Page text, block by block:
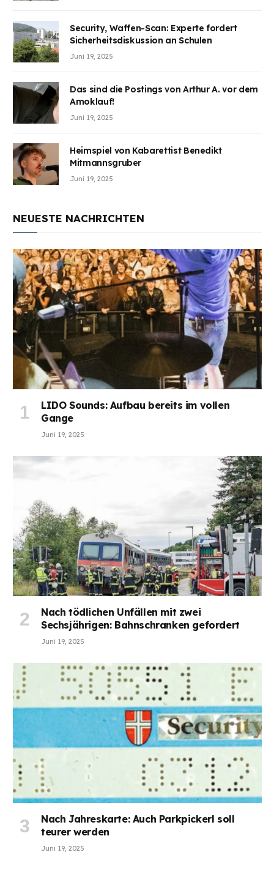
Security, Waffen-Scan: Experte fordert
Sicherheitsdiskussion an Schulen
Juni 19, 2025
Das sind die Postings von Arthur A. vor dem
Amoklauf!
Juni 19, 2025
Heimspiel von Kabarettist Benedikt
Mitmannsgruber
Juni 19, 2025
NEUESTE NACHRICHTEN
LIDO Sounds: Aufbau bereits im vollen
Gange
Juni 19, 2025
Nach tödlichen Unfällen mit zwei
Sechsjährigen: Bahnschranken gefordert
Juni 19, 2025
Nach Jahreskarte: Auch Parkpickerl soll
teurer werden
Juni 19, 2025